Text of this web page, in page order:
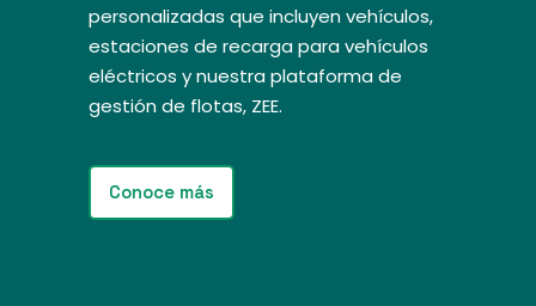
personalizadas que incluyen vehículos,
estaciones de recarga para vehículos
eléctricos y nuestra plataforma de
gestión de flotas, ZEE.
Conoce más